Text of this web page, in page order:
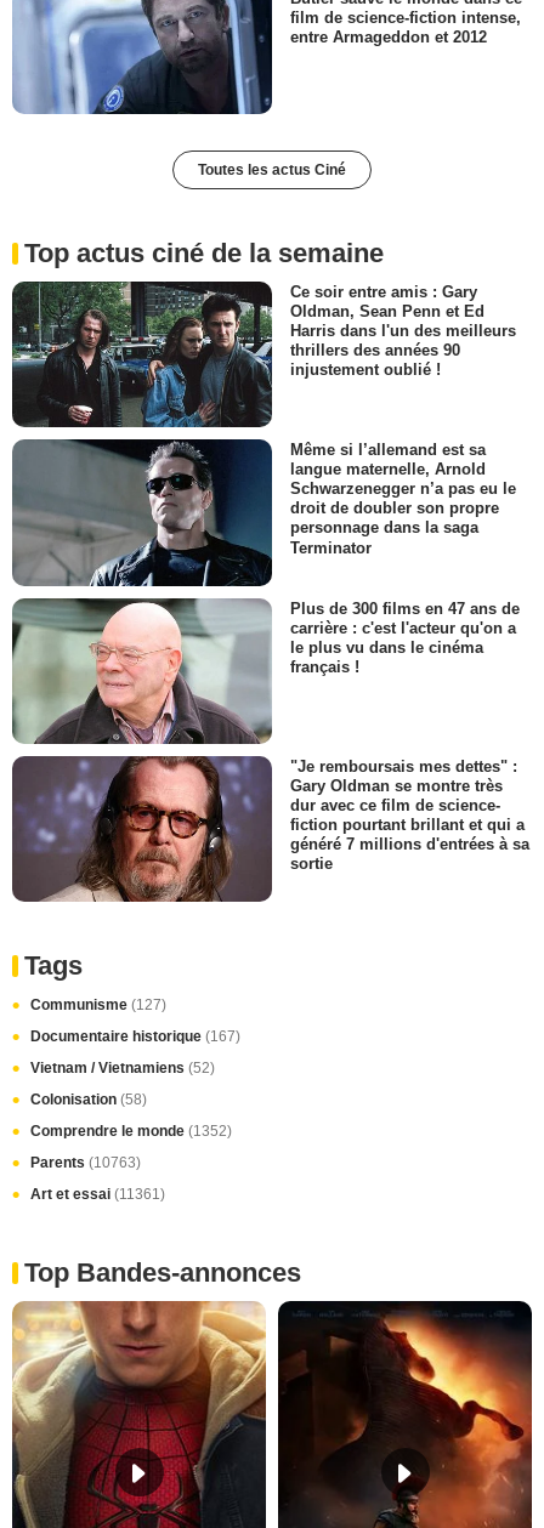
film de science-fiction intense,
entre Armageddon et 2012
Toutes les actus Ciné
Top actus ciné de la semaine
Ce soir entre amis : Gary
Oldman, Sean Penn et Ed
Harris dans l'un des meilleurs
thrillers des années 90
injustement oublié !
Même si l’allemand est sa
langue maternelle, Arnold
Schwarzenegger n’a pas eu le
droit de doubler son propre
personnage dans la saga
Terminator
Plus de 300 films en 47 ans de
carrière : c'est l'acteur qu'on a
le plus vu dans le cinéma
français !
"Je remboursais mes dettes" :
Gary Oldman se montre très
dur avec ce film de science-
fiction pourtant brillant et qui a
généré 7 millions d'entrées à sa
sortie
Tags
Communisme (127)
Documentaire historique (167)
Vietnam / Vietnamiens (52)
Colonisation (58)
Comprendre le monde (1352)
Parents (10763)
Art et essai (11361)
Top Bandes-annonces